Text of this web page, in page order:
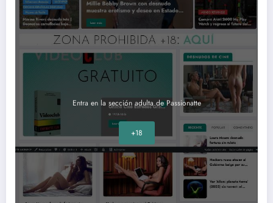
Entra en la sección adulta de Passionatte
+18